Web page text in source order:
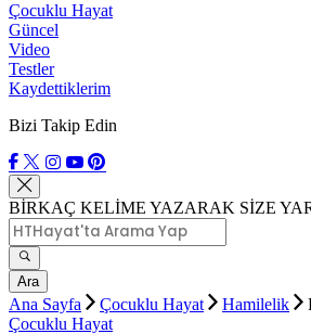
Çocuklu Hayat
Güncel
Video
Testler
Kaydettiklerim
Bizi Takip Edin
BİRKAÇ KELİME YAZARAK SİZE
Ara
Ana Sayfa Çocuklu Hayat Hamilelik
Çocuklu Hayat